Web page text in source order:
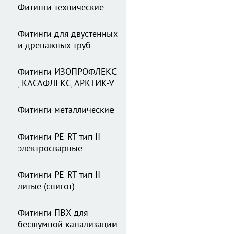
Фитинги технические
Фитинги для двустенных
и дренажных труб
Фитинги ИЗОПРОФЛЕКС
, КАСАФЛЕКС, АРКТИК-У
Фитинги металлические
Фитинги PE-RT тип II
электросварные
Фитинги PE-RT тип II
литые (спигот)
Фитинги ПВХ для
бесшумной канализации